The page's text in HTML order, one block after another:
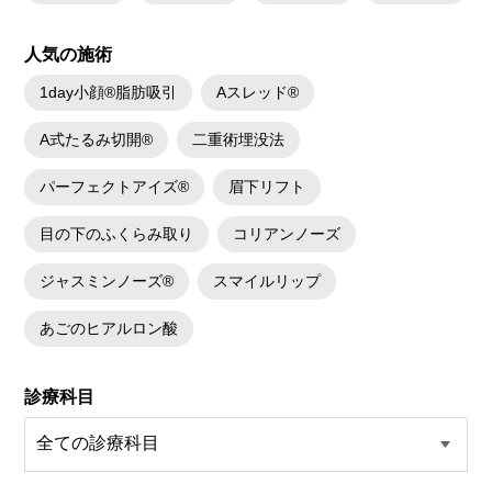
人気の施術
1day小顔®脂肪吸引 Aスレッド®
A式たるみ切開® 二重術埋没法
パーフェクトアイズ® 眉下リフト
目の下のふくらみ取り コリアンノーズ
ジャスミンノーズ® スマイルリップ
あごのヒアルロン酸
診療科目